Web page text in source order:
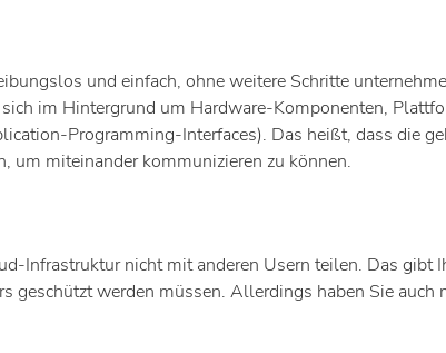
und einfach, ohne weitere Schritte
im Hintergrund um Hardware-Komponenten,
Programming-Interfaces). Das heißt, dass die
um miteinander kommunizieren zu können.
Infrastruktur nicht mit anderen Usern teilen. Das gibt
geschützt werden müssen. Allerdings haben Sie